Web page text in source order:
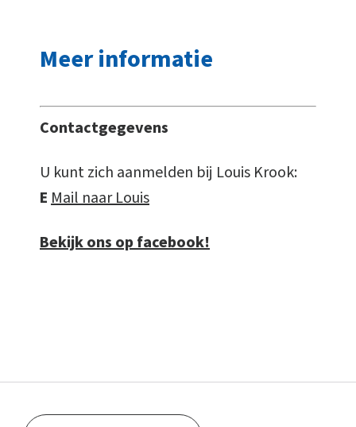
Meer informatie
Contactgegevens
U kunt zich aanmelden bij Louis Krook:
EMail naar Louis
Bekijk ons op facebook!